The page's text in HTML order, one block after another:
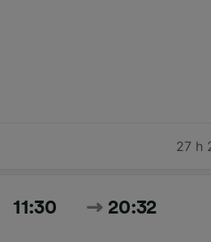
27 h
11:30 20:32